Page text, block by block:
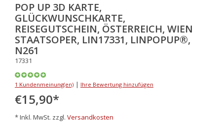
POP UP 3D KARTE,
GLÜCKWUNSCHKARTE,
REISEGUTSCHEIN, ÖSTERREICH, WIEN
STAATSOPER, LIN17331, LINPOPUP®,
N261
17331
1 Kundenmeinung(en) | Ihre Bewertung hinzufügen
€15,90*
* Inkl. MwSt. zzgl. Versandkosten